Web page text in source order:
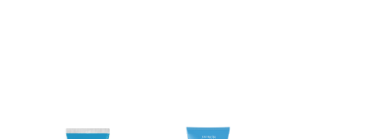
處理事宜，請瀏覽以下網址：